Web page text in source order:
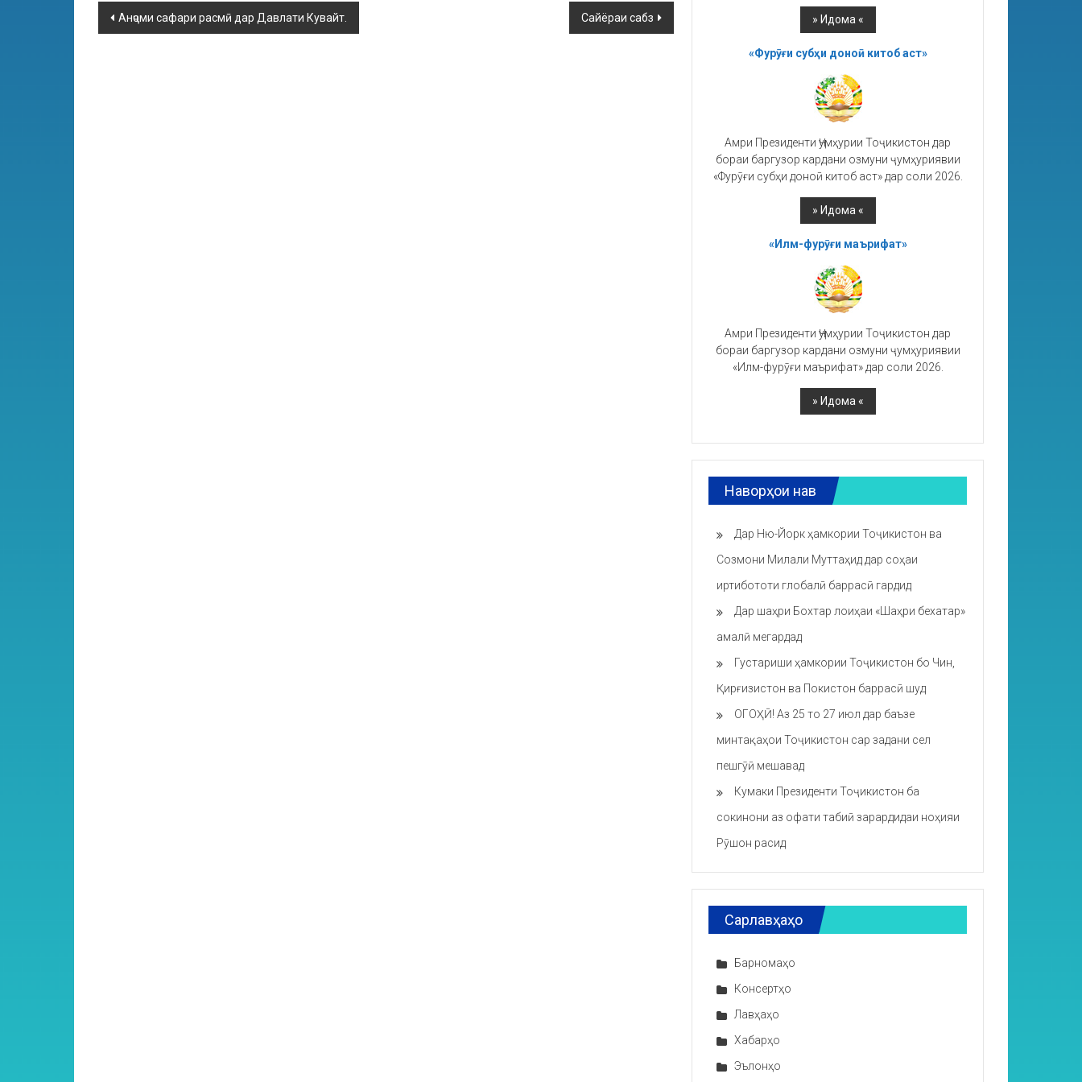
Анҷоми сафари расмӣ дар Давлати Кувайт. Сайёраи сабз
«Фурӯғи субҳи доноӣ китоб аст»
Амри Президенти Ҷумҳурии Тоҷикистон дар
бораи баргузор кардани озмуни ҷумҳуриявии
«Фурӯғи субҳи доноӣ китоб аст» дар соли 2026.
«Илм-фурӯғи маърифат»
Амри Президенти Ҷумҳурии Тоҷикистон дар
бораи баргузор кардани озмуни ҷумҳуриявии
«Илм-фурӯғи маърифат» дар соли 2026.
Наворҳои нав
Дар Ню-Йорк ҳамкории Тоҷикистон ва
Созмони Милали Муттаҳид дар соҳаи
иртибототи глобалӣ баррасӣ гардид
Дар шаҳри Бохтар лоиҳаи «Шаҳри бехатар»
амалӣ мегардад
Густариши ҳамкории Тоҷикистон бо Чин,
Қирғизистон ва Покистон баррасӣ шуд
ОГОҲӢ! Аз 25 то 27 июл дар баъзе
минтақаҳои Тоҷикистон сар задани сел
пешгӯӣ мешавад
Кумаки Президенти Тоҷикистон ба
сокинони аз офати табиӣ зарардидаи ноҳияи
Рӯшон расид
Сарлавҳаҳо
Барномаҳо
Консертҳо
Лавҳаҳо
Хабарҳо
Эълонҳо